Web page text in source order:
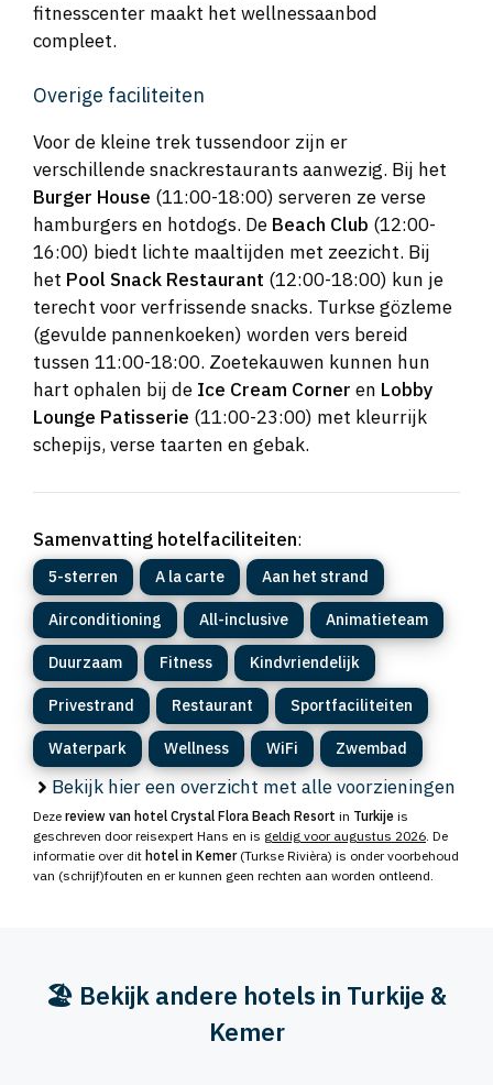
fitnesscenter maakt het wellnessaanbod
compleet.
Overige faciliteiten
Voor de kleine trek tussendoor zijn er
verschillende snackrestaurants aanwezig. Bij het
Burger House (11:00-18:00) serveren ze verse
hamburgers en hotdogs. De Beach Club (12:00-
16:00) biedt lichte maaltijden met zeezicht. Bij
het Pool Snack Restaurant (12:00-18:00) kun je
terecht voor verfrissende snacks. Turkse gözleme
(gevulde pannenkoeken) worden vers bereid
tussen 11:00-18:00. Zoetekauwen kunnen hun
hart ophalen bij de Ice Cream Corner en Lobby
Lounge Patisserie (11:00-23:00) met kleurrijk
schepijs, verse taarten en gebak.
Samenvatting hotelfaciliteiten:
5-sterren A la carte Aan het strand
Airconditioning All-inclusive Animatieteam
Duurzaam Fitness Kindvriendelijk
Privestrand Restaurant Sportfaciliteiten
Waterpark Wellness WiFi Zwembad
Bekijk hier een overzicht met alle voorzieningen
Deze review van hotel Crystal Flora Beach Resort in Turkije is
geschreven door reisexpert Hans en is geldig voor augustus 2026 . De
informatie over dit hotel in Kemer(Turkse Rivièra) is onder voorbehoud
van (schrijf)fouten en er kunnen geen rechten aan worden ontleend.
🏖️ Bekijk andere hotels in Turkije &
Kemer